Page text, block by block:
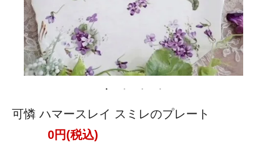
可憐 ハマースレイ スミレのプレート
0円(税込)